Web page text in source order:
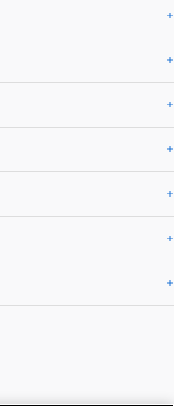
閉じる